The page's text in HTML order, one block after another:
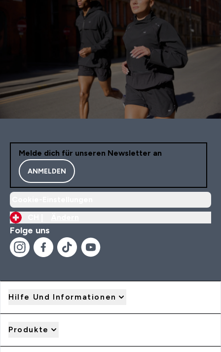
Melde dich für unseren Newsletter an
ANMELDEN
Folge uns
Hilfe Und Informationen
Produkte